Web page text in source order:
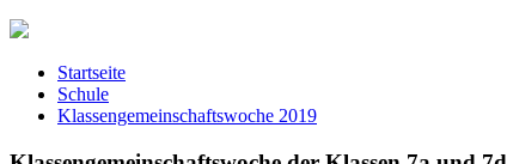
Startseite
Schule
Klassengemeinschaftswoche 2019